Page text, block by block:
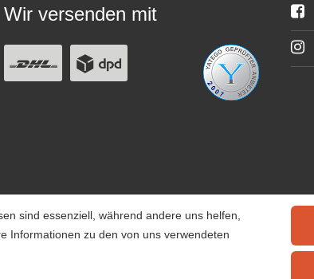
Wir versenden mit
sind essenziell, während andere uns helfen,
Informationen zu den von uns verwendeten